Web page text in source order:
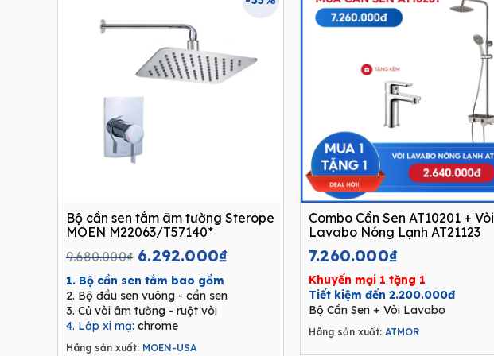
Bộ cần sen tắm âm tường Sterope
MOEN M22063/T57140*
9.680.000₫ Original
price
was:
9.680.000₫.
6.292.000₫Current
6.292.000₫.
1. Bộ cần sen tắm bao gồm
2. Bộ đầu sen vuông - cần sen
3. Củ vòi âm tường - ruột vòi
4. Lớp xi mạ: chrome
Hãng sản xuất: MOEN-USA
Combo Cần Sen AT10201 + Vòi
Lavabo Nóng Lạnh AT21123
7.260.000₫
Khuyến mại 1 tặng 1
Tiết kiệm đến 2.200.000đ
Bộ Cần Sen + Vòi Lavabo
Hãng sản xuất: ATMOR